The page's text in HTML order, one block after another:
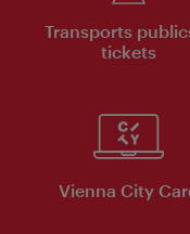
Transports
tickets
Vienna City